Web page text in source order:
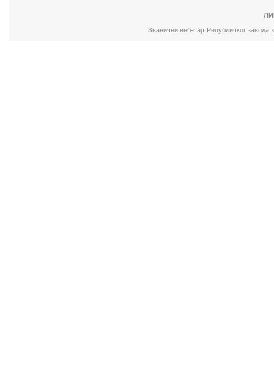
Званични веб-сајт Републичког